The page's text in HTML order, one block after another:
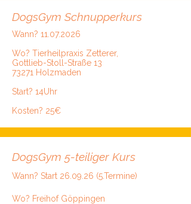
DogsGym Schnupperkurs
Wann? 11.07.2026
Wo? Tierheilpraxis Zetterer,
Gottlieb-Stoll-Straße 13
73271 Holzmaden
Start? 14Uhr
Kosten? 25€
DogsGym 5-teiliger Kurs
Wann? Start 26.09.26 (5.Termine)
Wo? Freihof Göppingen